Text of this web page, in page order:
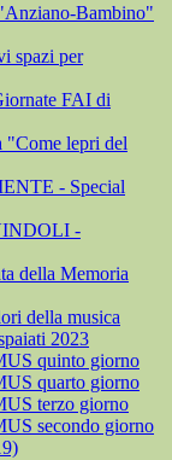
Bambino"
spazi per
FAI di
lepri del
- Special
-
della Memoria
della musica
2023
quinto giorno
quarto giorno
terzo giorno
secondo giorno